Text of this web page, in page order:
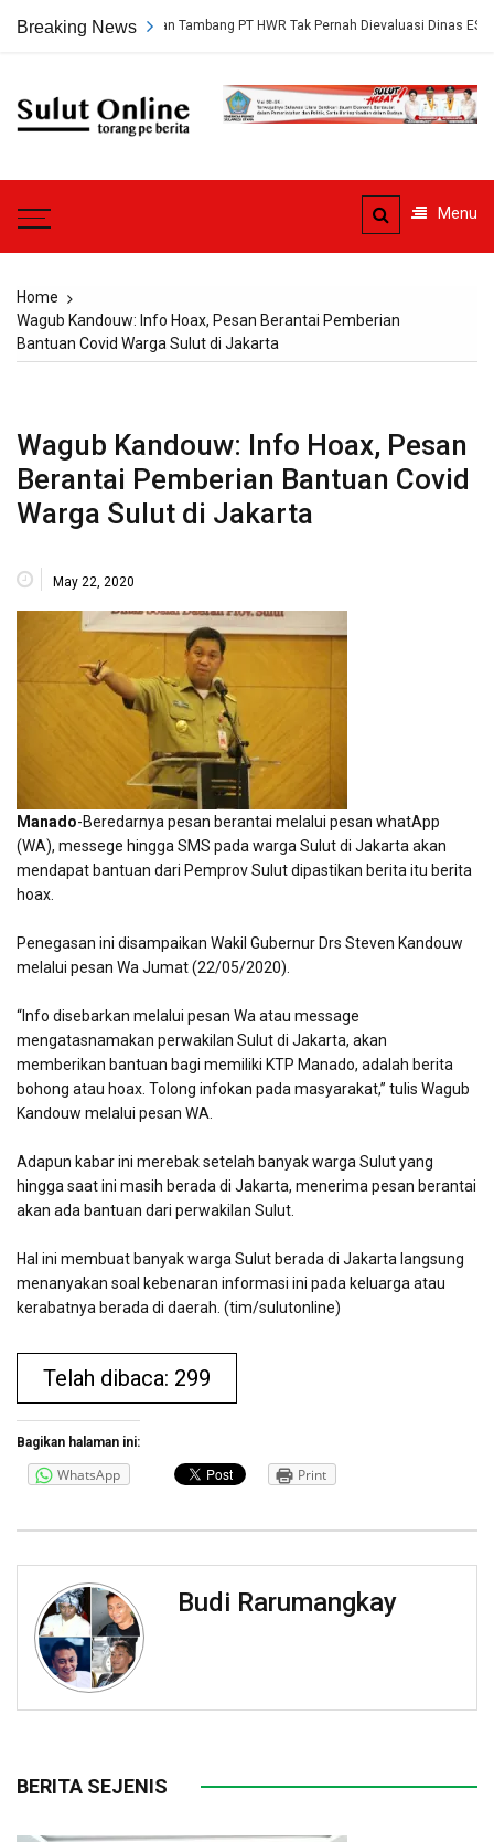
Breaking News
Persetujuan Tambang PT HWR Tak Pernah Dievaluasi Dinas ESDM
Sulut
Menu
Home
Wagub Kandouw: Info Hoax, Pesan Berantai Pemberian
Bantuan Covid Warga Sulut di Jakarta
Wagub Kandouw: Info Hoax, Pesan
Berantai Pemberian Bantuan Covid
Warga Sulut di Jakarta
May 22, 2020
Manado-Beredarnya pesan berantai melalui pesan whatApp
(WA), messege hingga SMS pada warga Sulut di Jakarta akan
mendapat bantuan dari Pemprov Sulut dipastikan berita itu berita
hoax.
Penegasan ini disampaikan Wakil Gubernur Drs Steven Kandouw
melalui pesan Wa Jumat (22/05/2020).
“Info disebarkan melalui pesan Wa atau message
mengatasnamakan perwakilan Sulut di Jakarta, akan
memberikan bantuan bagi memiliki KTP Manado, adalah berita
bohong atau hoax. Tolong infokan pada masyarakat,” tulis Wagub
Kandouw melalui pesan WA.
Adapun kabar ini merebak setelah banyak warga Sulut yang
hingga saat ini masih berada di Jakarta, menerima pesan berantai
akan ada bantuan dari perwakilan Sulut.
Hal ini membuat banyak warga Sulut berada di Jakarta langsung
menanyakan soal kebenaran informasi ini pada keluarga atau
kerabatnya berada di daerah. (tim/sulutonline)
Telah dibaca: 299
Bagikan halaman ini:
WhatsApp Print
Budi Rarumangkay
BERITA SEJENIS